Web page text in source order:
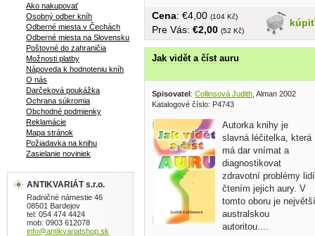
kúpiť
Cena: €4,00 (104 Kč)
Pre Vás: €2,00 (52 Kč)
Jak vidět a číst auru
Spisovatel : Collinsová Judith, Alman 2002
Katalogové číslo: P4743
Autorka knihy je
slavná léčitelka, která
má dar vnímat a
diagnostikovat
zdravotní problémy lidí
čtením jejich aury. V
tomto oboru je největší
australskou
autoritou....
Ako nakupovať
Osobný odber kníh
Odberné miesta v Čechách
Odberné miesta na Slovensku
Poštovné do zahraničia
Možnosti platby
Nápoveda k hodnoteniu kníh
O nás
Darčeková poukážka
Ochrana súkromia
Obchodné podmienky
Reklamácie
Mapa stránok
Požiadavka na knihu
Zasielanie noviniek
ANTIKVARIÁT s.r.o.
Radničné námestie 46
08501 Bardejov
tel: 054 474 4424
mob: 0903 612078
info@antikvariatshop.sk